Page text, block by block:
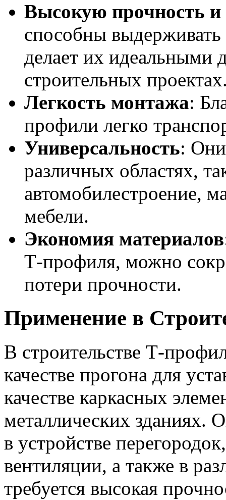
Высокую прочность и
способны выдерживать
делает их идеальными
строительных
Легкость монтажа:
профили легко
Универсальность: Они
различных областях,
автомобилестроение,
мебели.
Экономия материалов
Т-профиля, можно
потери прочности.
Применение в
В строительстве Т-
качестве прогона для
качестве каркасных
металлических зданиях.
в устройстве
вентиляции, а также в
требуется высокая